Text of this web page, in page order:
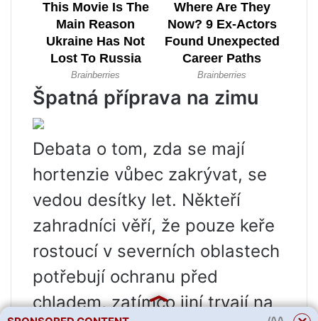
Špatná příprava na zimu
Debata o tom, zda se mají
hortenzie vůbec zakrývat, se
vedou desítky let. Někteří
zahradníci věří, že pouze keře
rostoucí v severních oblastech
potřebují ochranu před
chladem, zatímco jiní trvají na